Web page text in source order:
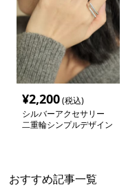
¥2,200(税込)
シルバーアクセサリー
二重輪シンプルデザイン
おすすめ記事一覧